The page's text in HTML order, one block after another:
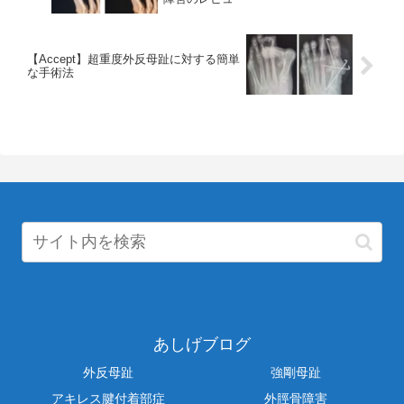
【Accept】超重度外反母趾に対する簡単
な手術法
あしげブログ
外反母趾
強剛母趾
アキレス腱付着部症
外脛骨障害